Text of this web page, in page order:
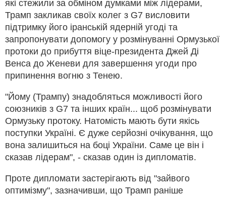
які стежили за обміном думками між лідерами,
Трамп закликав своїх колег з G7 висловити
підтримку його іранській ядерній угоді та
запропонувати допомогу у розмінуванні Ормузької
протоки до прибуття віце-президента Джей Ді
Венса до Женеви для завершення угоди про
припинення вогню з Тенею.
"Йому (Трампу) знадобляться можливості його
союзників з G7 та інших країн... щоб розмінувати
Ормузьку протоку. Натомість мають бути якісь
поступки Україні. Є дуже серйозні очікування, що
вона залишиться на боці України. Саме це він і
сказав лідерам", - сказав один із дипломатів.
Проте дипломати застерігають від "зайвого
оптимізму", зазначивши, що Трамп раніше